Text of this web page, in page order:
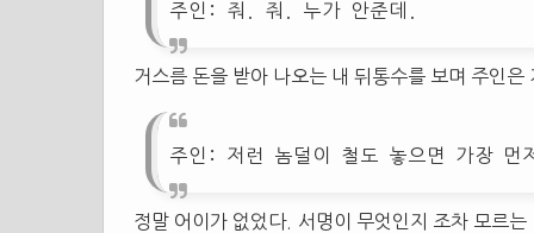
주인: 줘. 줘. 누가 안준데.
거스름 돈을 받아 나오는 내 뒤통수를 보며 주인은
주인: 저런 놈덜이 철도 놓으면 가장 먼
정말 어이가 없었다. 서명이 무엇인지 조차 모르